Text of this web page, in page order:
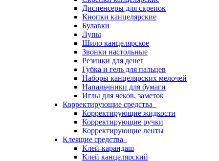
Диспенсеры для скрепок
Кнопки канцелярские
Булавки
Лупы
Шило канцелярское
Звонки настольные
Резинки для денег
Губка и гель для пальцев
Наборы канцелярских мелочей
Напальчники для бумаги
Иглы для чеков, заметок
Корректирующие средства
Корректирующие жидкости
Корректирующие ручки
Корректирующие ленты
Клеящие средства
Клей-карандаш
Клей канцелярский